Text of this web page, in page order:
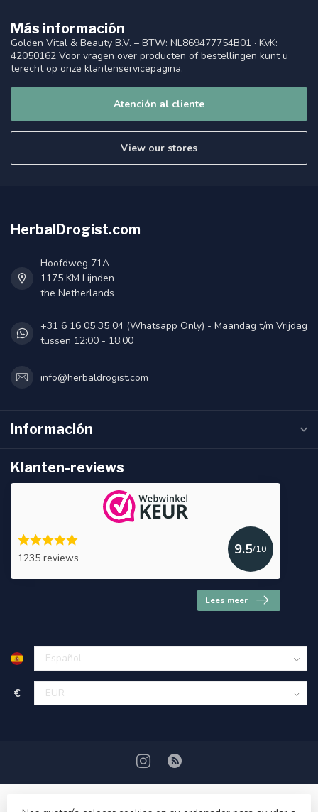
Más información
Golden Vital & Beauty B.V. – BTW: NL869477754B01 · KvK:
42050162 Voor vragen over producten of bestellingen kunt u
terecht op onze klantenservicepagina.
Atención al cliente
View our stores
HerbalDrogist.com
Hoofdweg 71A
1175 KM Lijnden
the Netherlands
+31 6 16 05 35 04 (Whatsapp Only) - Maandag t/m Vrijdag
tussen 12:00 - 18:00
info@herbaldrogist.com
Información
Klanten-reviews
1235 reviews
9.5/10
Lees meer
€